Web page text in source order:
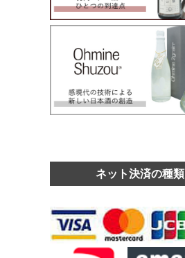
ネット決済の種類